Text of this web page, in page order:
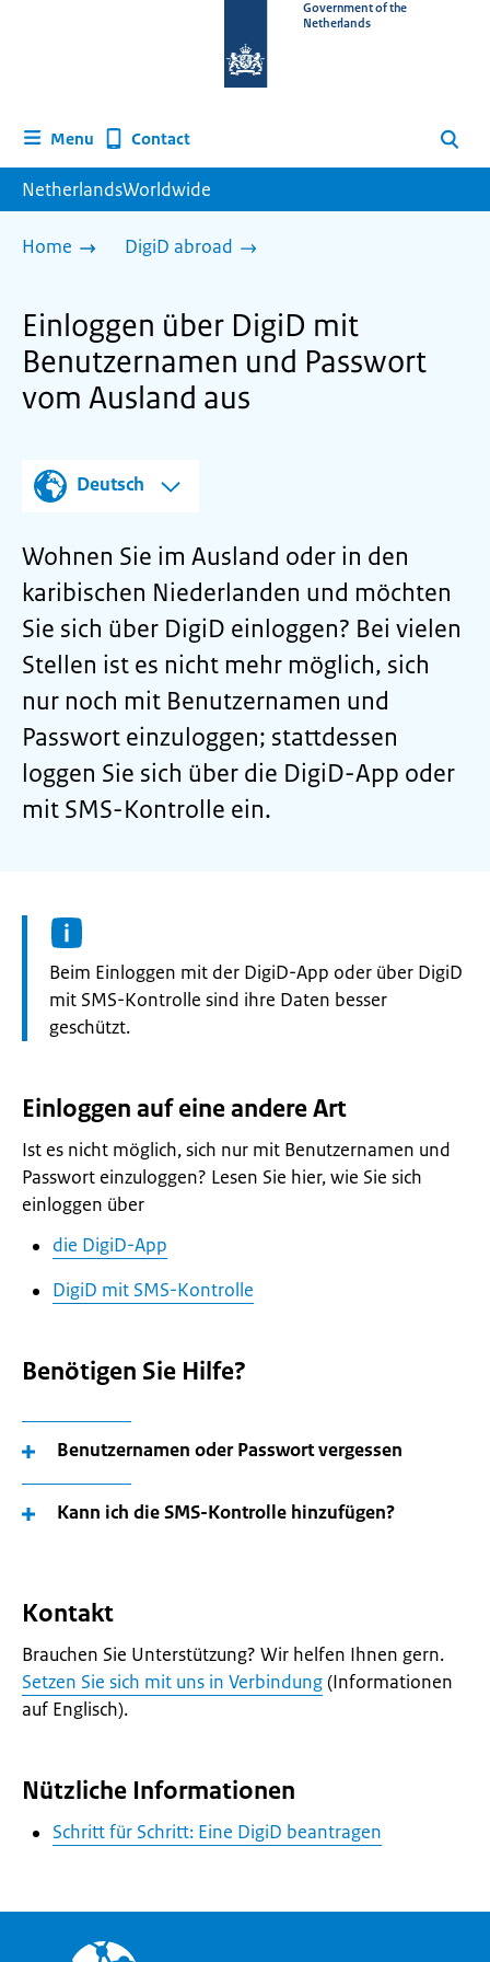
homepage
Government of the
Netherlands
Menu Contact Search
NetherlandsWorldwide
Home DigiD abroad
Einloggen über DigiD mit
Benutzernamen und Passwort
vom Ausland aus
Deutsch
Wohnen Sie im Ausland oder in den
karibischen Niederlanden und möchten
Sie sich über DigiD einloggen? Bei vielen
Stellen ist es nicht mehr möglich, sich
nur noch mit Benutzernamen und
Passwort einzuloggen; stattdessen
loggen Sie sich über die DigiD-App oder
mit SMS-Kontrolle ein.
Informatie:
Beim Einloggen mit der DigiD-App oder über DigiD
mit SMS-Kontrolle sind ihre Daten besser
geschützt.
Einloggen auf eine andere Art
Ist es nicht möglich, sich nur mit Benutzernamen und
Passwort einzuloggen? Lesen Sie hier, wie Sie sich
einloggen über
die DigiD-App
DigiD mit SMS-Kontrolle
Benötigen Sie Hilfe?
Benutzernamen oder Passwort vergessen
Kann ich die SMS-Kontrolle hinzufügen?
Kontakt
Brauchen Sie Unterstützung? Wir helfen Ihnen gern.
Setzen Sie sich mit uns in Verbindung(Informationen
auf Englisch).
Nützliche Informationen
Schritt für Schritt: Eine DigiD beantragen